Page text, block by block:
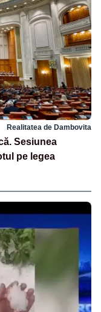
Realitatea de Dambovita
Sesiunea
pe legea